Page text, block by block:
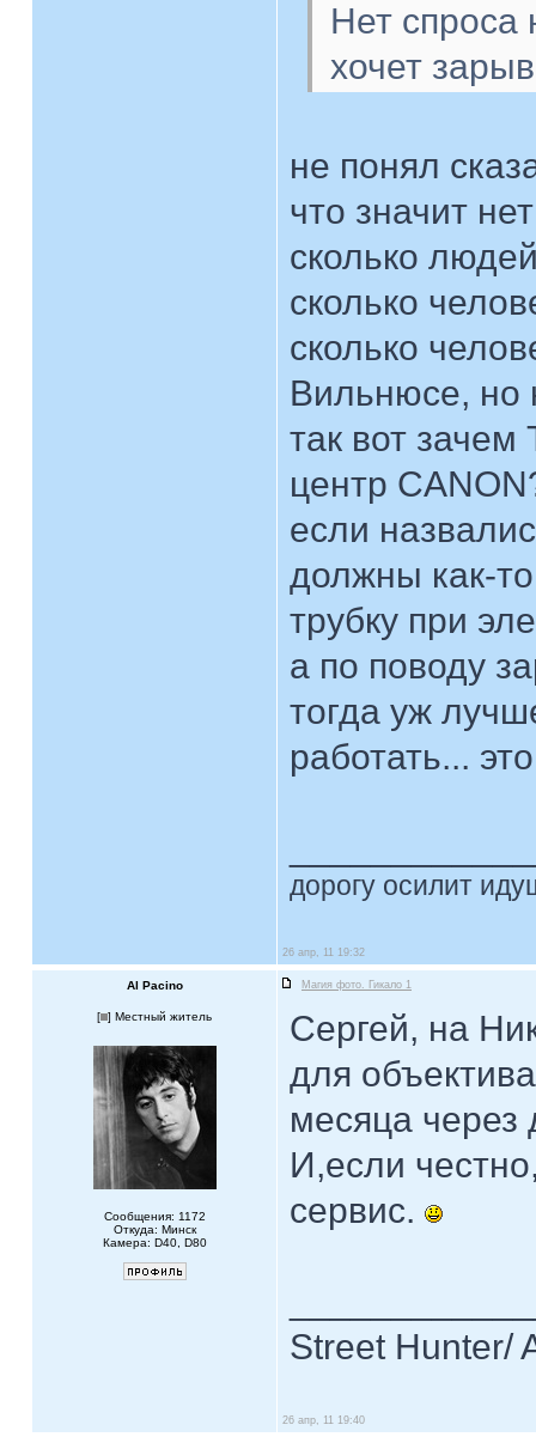
Нет спроса
хочет
не понял
что значит
сколько
сколько
сколько
Вильнюсе, но
так вот
центр
если
должны как-
трубку при
а по поводу
тогда уж
работать...
дорогу осилит
26 апр, 11 19:32
Al Pacino Магия фото. Гикало 1
[ ] Местный житель
Сообщения: 1172
Откуда: Минск
Камера: D40, D80
Сергей, на
для
месяца через
И,если
сервис.
Street Hunter/
26 апр, 11 19:40